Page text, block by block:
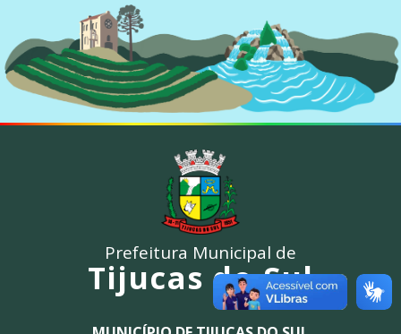
Prefeitura Municipal de
Tijucas do Sul